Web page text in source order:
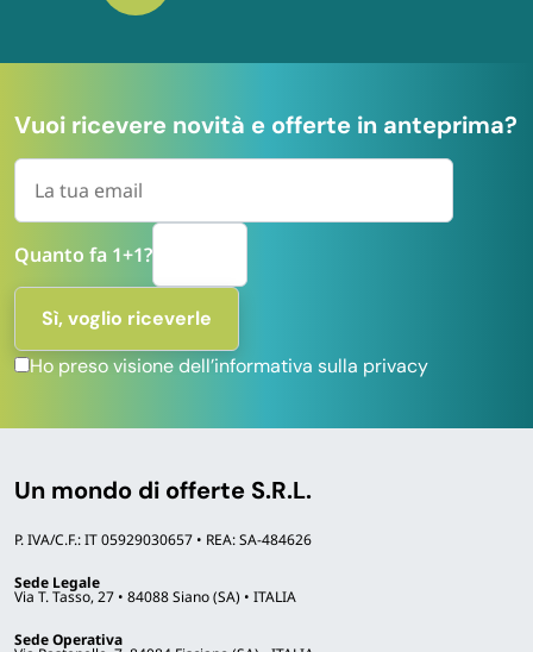
Vuoi ricevere novità e offerte in anteprima?
Quanto fa 1+1?
Ho preso visione dell’informativa sulla privacy
Un mondo di offerte S.R.L.
P. IVA/C.F.: IT 05929030657 • REA: SA-484626
Sede Legale
Via T. Tasso, 27 • 84088 Siano (SA) • ITALIA
Sede Operativa